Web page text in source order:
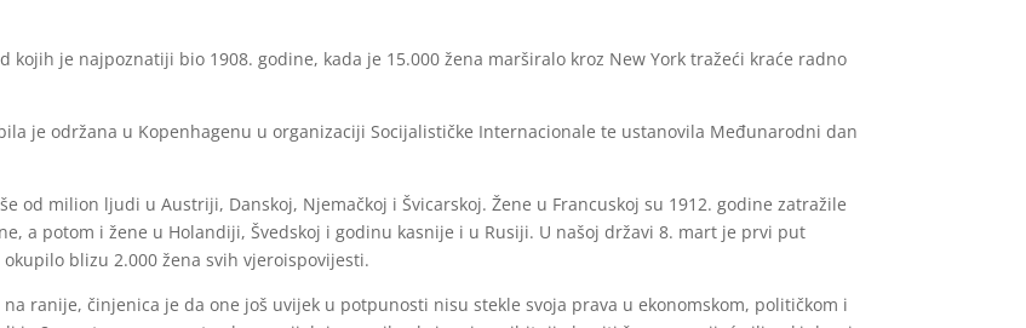
je najpoznatiji bio 1908. godine, kada je 15.000 žena marširalo kroz New York tražeći kraće radno
je održana u Kopenhagenu u organizaciji Socijalističke Internacionale te ustanovila Međunarodni dan
od milion ljudi u Austriji, Danskoj, Njemačkoj i Švicarskoj. Žene u Francuskoj su 1912. godine zatražile
a potom i žene u Holandiji, Švedskoj i godinu kasnije i u Rusiji. U našoj državi 8. mart je prvi put
blizu 2.000 žena svih vjeroispovijesti.
ranije, činjenica je da one još uvijek u potpunosti nisu stekle svoja prava u ekonomskom, političkom i